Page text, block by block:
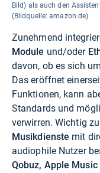
Bild) als auch den
(Bildquelle: amazon.de)
Zunehmend
Module und/oder
davon, ob es sich
Das eröffnet
Funktionen, kann
Standards und
verwirren. Wichtig
Musikdienste mit
audiophile Nutzer
Qobuz, Apple